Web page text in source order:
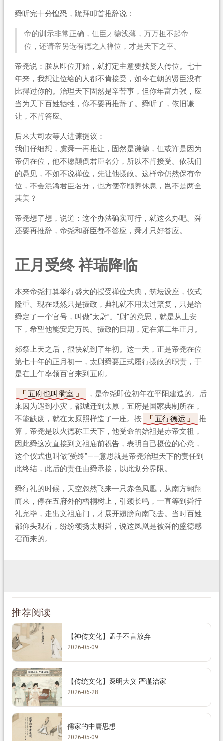
舜听完十分惶恐，跪拜叩首推辞说：
帝的训示非常正确，但臣才德浅薄，万万担不起帝
位，还请帝另选有德之人禅位，才是天下之幸。
帝尧说：朕从即位开始，就打定主意要找贤人传位。七十
年来，我想让位给的人都不肯接受，如今在朝的贤臣没有
比得过你的。治理天下固然是辛苦事，但你年富力强，应
当为天下百姓牺牲，你不要再推辞了。舜听了，依旧谦
让，不肯答应。
后来大司农等人进谏提议：
我们仔细想，虞舜一再推让，固然是谦德，但或许是因为
帝仍在位，他不愿颠倒君臣名分，所以不肯接受。依我们
的愚见，不如不说禅位，先让他摄政。这样帝仍然保有帝
位，不会混淆君臣名分，也方便帝颐养休息，岂不是两全
其美？
帝尧想了想，说道：这个办法确实可行，就这么办吧。舜
还要再推辞，帝尧和群臣都不答应，舜才只好答应。
正月受终 祥瑞降临
本来帝尧打算举行盛大的授受禅位大典，筑坛设座，仪式
隆重。现在既然只是摄政，典礼就不用太过繁复，只是给
舜定了一个官号，叫做“太尉”。“尉”的意思，就是从上安
下，希望他能安定万民。摄政的日期，定在第二年正月。
郊祭上天之后，很快就到了年初。这一天，正是帝尧在位
第七十年的正月初一，太尉舜要正式履行摄政的职责，于
是在上午率领百官来到五府。
五府也叫衢室
，是帝尧即位初年在平阳建造的。后
来因为遇到小灾，都城迁到太原，五府是国家典制所在，
不能缺废，就在太原照样造了一座。按
五行德运
推
算，帝尧是以火德称王天下，他受命的始祖是赤帝文祖，
因此舜这次直接到文祖庙前祝告，表明自己摄位的心意，
这个仪式也叫做“受终”——意思就是帝尧治理天下的责任到
此终结，此后的责任由舜承接，以此划分界限。
舜行礼的时候，天空忽然飞来一只赤色凤凰，从南方翱翔
而来，停在五府外的梧桐树上，引颈长鸣，一直等到舜行
礼完毕，走出文祖庙门，才展开翅膀向南飞去。当时百姓
都仰头观看，纷纷颂扬太尉舜，说这凤凰是被舜的盛德感
召而来的。
推荐阅读
【神传文化】孟子不言放弃
2026-05-09
【传统文化】深明大义 严谨治家
2026-06-28
儒家的中庸思想
2026-05-09